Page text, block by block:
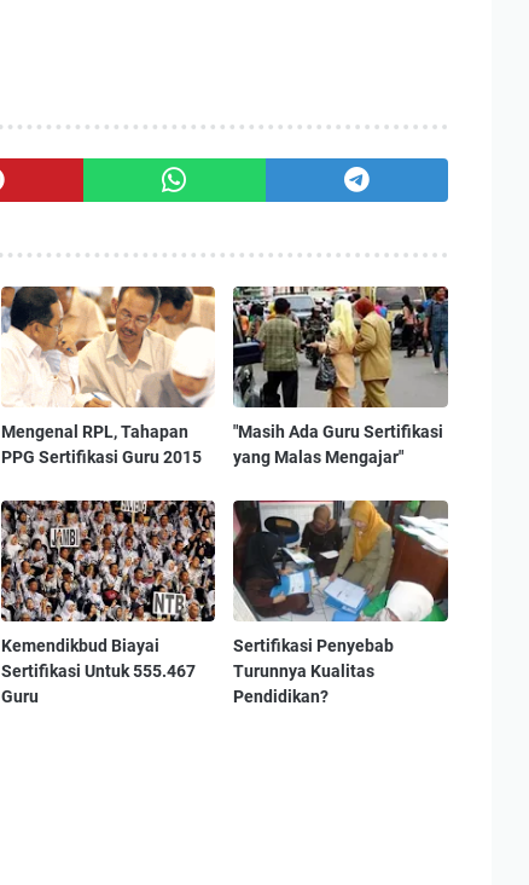
Mengenal RPL, Tahapan
PPG Sertifikasi Guru 2015
"Masih Ada Guru Sertifikasi
yang Malas Mengajar"
Kemendikbud Biayai
Sertifikasi Untuk 555.467
Guru
Sertifikasi Penyebab
Turunnya Kualitas
Pendidikan?